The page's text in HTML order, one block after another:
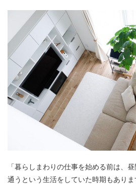
「暮らしまわりの仕事を始める前は、
通うという生活をしていた時期もあり